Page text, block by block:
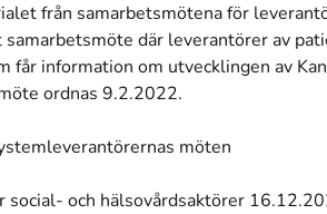
från samarbetsmötena för
där leverantörer av
får information om utvecklingen av
ordnas 9.2.2022.
möten
social- och hälsovårdsaktörer